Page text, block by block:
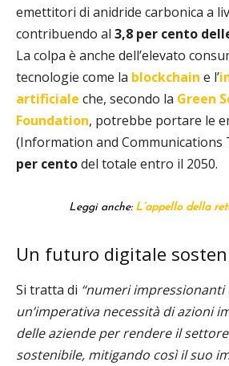
emettitori di anidride carbonica a
contribuendo al 3,8 per cento
La colpa è anche dell’elevato
tecnologie come la blockchain e l’
artificiale che, secondo la Green
Foundation, potrebbe portare le
(Information and Communications
per centodel totale entro il 2050.
Leggi anche: L’appello della
Un futuro digitale
Si tratta di “numeri
un’imperativa necessità di azioni
delle aziende per rendere il
sostenibile, mitigando così il suo